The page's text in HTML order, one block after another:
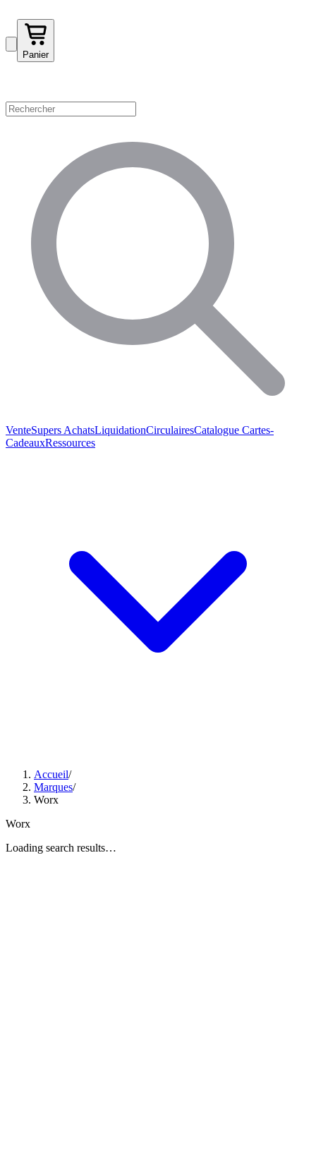
Panier
VenteSupers AchatsLiquidationCirculairesCatalogue Cartes-
CadeauxRessources
Accueil/
Marques/
Worx
Worx
Loading search results…